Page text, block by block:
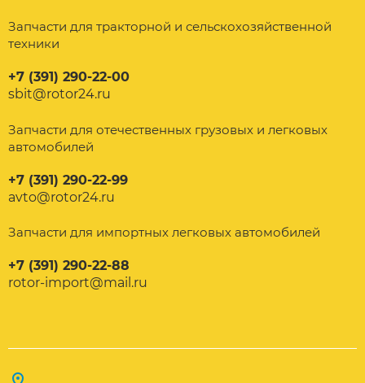
Запчасти для тракторной и сельскохозяйственной
техники
+7 (391) 290-22-00
sbit@rotor24.ru
Запчасти для отечественных грузовых и легковых
автомобилей
+7 (391) 290-22-99
avto@rotor24.ru
Запчасти для импортных легковых автомобилей
+7 (391) 290-22-88
rotor-import@mail.ru